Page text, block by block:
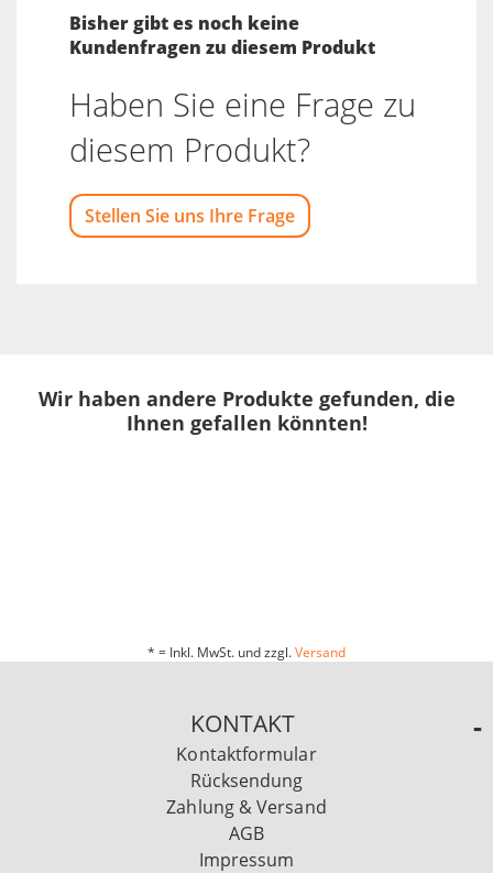
Bisher gibt es noch keine
Kundenfragen zu diesem Produkt
Haben Sie eine Frage zu
diesem Produkt?
Stellen Sie uns Ihre Frage
Wir haben andere Produkte gefunden, die
Ihnen gefallen könnten!
* = Inkl. MwSt. und zzgl.Versand
KONTAKT
Kontaktformular
Rücksendung
Zahlung & Versand
AGB
Impressum